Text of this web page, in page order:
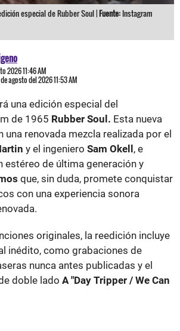
especial de Rubber Soul |Fuente: Instagram
2026 11:46 AM
agosto del 2026 11:53 AM
una edición especial del
de 1965 Rubber Soul. Esta nueva
una renovada mezcla realizada por el
y el ingeniero Sam Okell , e
estéreo de última generación y
que, sin duda, promete conquistar
con una experiencia sonora
originales, la reedición incluye
inédito, como grabaciones de
nunca antes publicadas y el
doble lado A "Day Tripper / We Can